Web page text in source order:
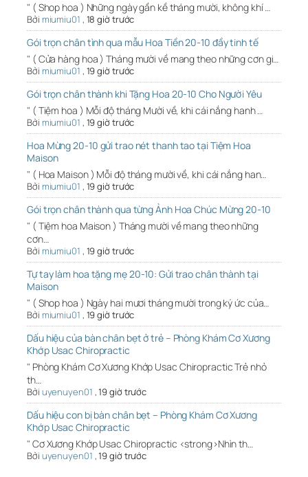
" ( Shop hoa ) Những ngày gần kề tháng mười, không khí …
Bởi miumiu01 , 18 giờ trước
Gói trọn chân tình qua mẫu Hoa Tiền 20-10 đầy tinh tế
" ( Cửa hàng hoa ) Tháng mười về mang theo những cơn gi…
Bởi miumiu01 , 19 giờ trước
Gói trọn chân thành khi Tặng Hoa 20-10 Cho Người Yêu
" ( Tiệm hoa ) Mỗi độ tháng Mười về, khi cái nắng hanh …
Bởi miumiu01 , 19 giờ trước
Hoa Mừng 20-10 gửi trao nét thanh tao tại Tiệm Hoa
Maison
" ( Hoa Maison ) Mỗi độ tháng mười về, khi cái nắng han…
Bởi miumiu01 , 19 giờ trước
Gói trọn chân thành qua từng Ảnh Hoa Chúc Mừng 20-10
" ( Tiệm hoa Maison ) Tháng mười về mang theo những
cơn…
Bởi miumiu01 , 19 giờ trước
Tự tay làm hoa tặng mẹ 20-10: Gửi trao chân thành tại
Maison
" ( Shop hoa ) Ngày hai mươi tháng mười trong ký ức của…
Bởi miumiu01 , 19 giờ trước
Dấu hiệu của bàn chân bẹt ở trẻ – Phòng Khám Cơ Xương
Khớp Usac Chiropractic
" Phòng Khám Cơ Xương Khớp Usac Chiropractic Trẻ nhỏ
th…
Bởi uyenuyen01 ,19 giờ trước
Dấu hiệu con bị bàn chân bẹt – Phòng Khám Cơ Xương
Khớp Usac Chiropractic
" Cơ Xương Khớp Usac Chiropractic <strong>Nhìn th…
Bởi uyenuyen01 ,19 giờ trước